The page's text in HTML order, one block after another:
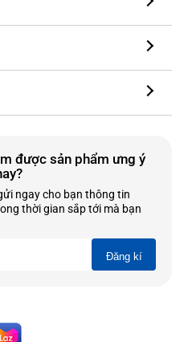
được sản phẩm ưng ý
ngay cho bạn thông tin
thời gian sắp tới mà bạn
Đăng kí